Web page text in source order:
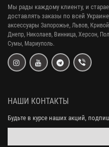
Мы рады каждому клиенту, и
доставлять заказы по всей
аксессуары Запорожье, Львов,
Днепр, Николаев, Винница, Херсон,
Сумы, Мариуполь.
НАШИ КОНТАКТЫ
Будьте в курсе наших акций,